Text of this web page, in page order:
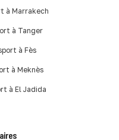
à Marrakech
à Tanger
à Fès
à Meknès
à El Jadida